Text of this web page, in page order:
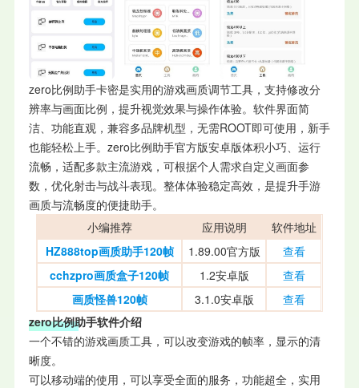
zero比例助手卡密是实用的游戏画质调节工具，支持修改分
辨率与画面比例，提升视觉效果与操作体验。软件界面简
洁、功能直观，兼容多品牌机型，无需ROOT即可使用，新手
也能轻松上手。zero比例助手官方版安卓版体积小巧、运行
流畅，适配多款主流游戏，可根据个人需求自定义画面参
数，优化射击与战斗表现。整体体验稳定高效，是提升手游
画质与流畅度的便捷助手。
小编推荐
应用说明
软件地址
HZ888top画质助手120帧
1.89.00官方版
查看
cchzpro画质盒子120帧
1.2安卓版
查看
画质怪兽120帧
3.1.0安卓版
查看
zero比例助手软件介绍
一个不错的游戏画质工具，可以改变游戏的帧率，显示的清
晰度。
可以移动端的使用，可以享受全面的服务，功能超全，实用